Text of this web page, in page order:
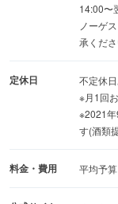
14:00〜
ノーゲ
承くださ
定休日
不定休日
※月1回
※2021
す(酒類
料金・費用 平均予